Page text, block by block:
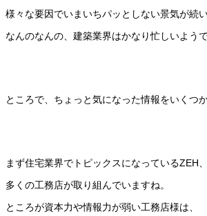
様々な要因でいまいちパッとしない景気が続
なんのなんの、建築業界はかなり忙しいようで
ところで、ちょっと気になった情報をいくつ
まず住宅業界でトピックスになっているZEH
多くの工務店が取り組んでいますね。
ところが資本力や情報力が弱い工務店様は、